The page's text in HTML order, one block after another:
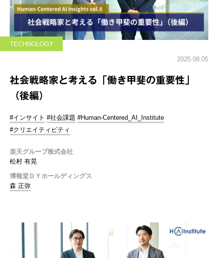
TECHNOLOGY
2025.08.05
社会戦略家と考える「働き甲斐の重要性」
（後編）
#インサイト #社会課題 #Human-Centered_AI_Institute
#クリエイティビティ
楽天グループ株式会社
松村 有晃
博報堂ＤＹホールディングス
森 正弥